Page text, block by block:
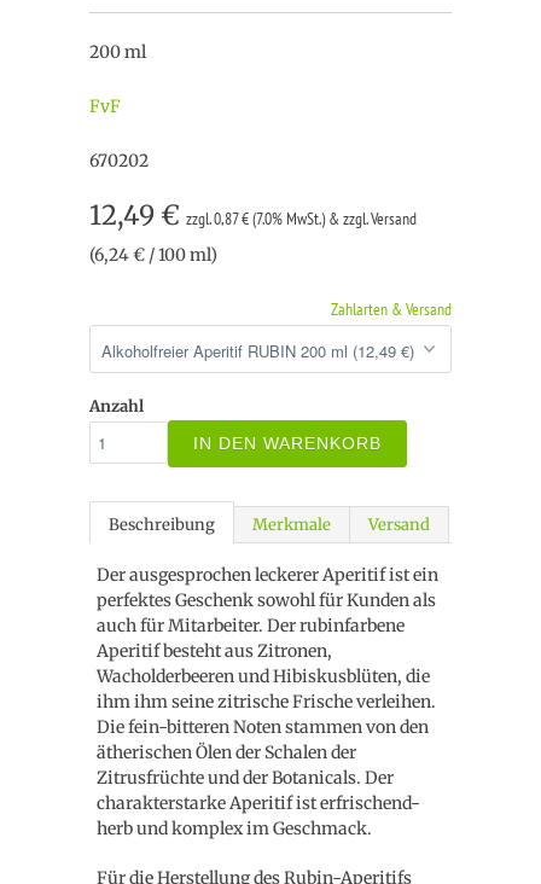
200 ml
FvF
670202
12,49 € zzgl. 0,87 € (7.0% MwSt.) & zzgl. Versand
(6,24 € / 100 ml)
Zahlarten & Versand
Anzahl
IN DEN WARENKORB
Beschreibung Merkmale Versand
Der ausgesprochen leckerer Aperitif ist ein
perfektes Geschenk sowohl für Kunden als
auch für Mitarbeiter. Der rubinfarbene
Aperitif besteht aus Zitronen,
Wacholderbeeren und Hibiskusblüten, die
ihm ihm seine zitrische Frische verleihen.
Die fein-bitteren Noten stammen von den
ätherischen Ölen der Schalen der
Zitrusfrüchte und der Botanicals. Der
charakterstarke Aperitif ist erfrischend-
herb und komplex im Geschmack.
Für die Herstellung des Rubin-Aperitifs